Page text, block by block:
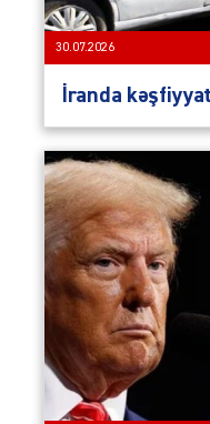
30.07.2026
İranda